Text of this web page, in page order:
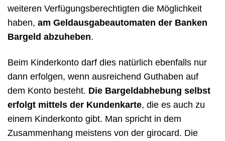
weiteren Verfügungsberechtigten die Möglichkeit
haben, am Geldausgabeautomaten der Banken
Bargeld abzuheben.
Beim Kinderkonto darf dies natürlich ebenfalls nur
dann erfolgen, wenn ausreichend Guthaben auf
dem Konto besteht. Die Bargeldabhebung selbst
erfolgt mittels der Kundenkarte, die es auch zu
einem Kinderkonto gibt. Man spricht in dem
Zusammenhang meistens von der girocard. Die